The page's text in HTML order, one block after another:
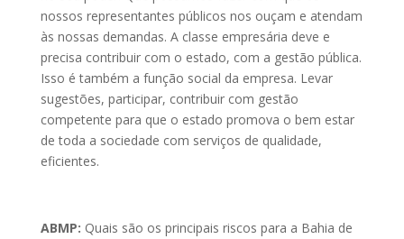
nossos representantes públicos nos ouçam e atendam
às nossas demandas. A classe empresária deve e
precisa contribuir com o estado, com a gestão pública.
Isso é também a função social da empresa. Levar
sugestões, participar, contribuir com gestão
competente para que o estado promova o bem estar
de toda a sociedade com serviços de qualidade,
eficientes.
ABMP: Quais são os principais riscos para a Bahia de